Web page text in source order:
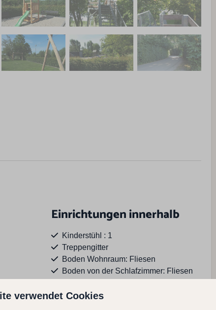
Einrichtungen innerhalb
Kinderstühl : 1
Treppengitter
Boden Wohnraum: Fliesen
Boden von der Schlafzimmer: Fliesen
Waschmaschine
verwendet Cookies